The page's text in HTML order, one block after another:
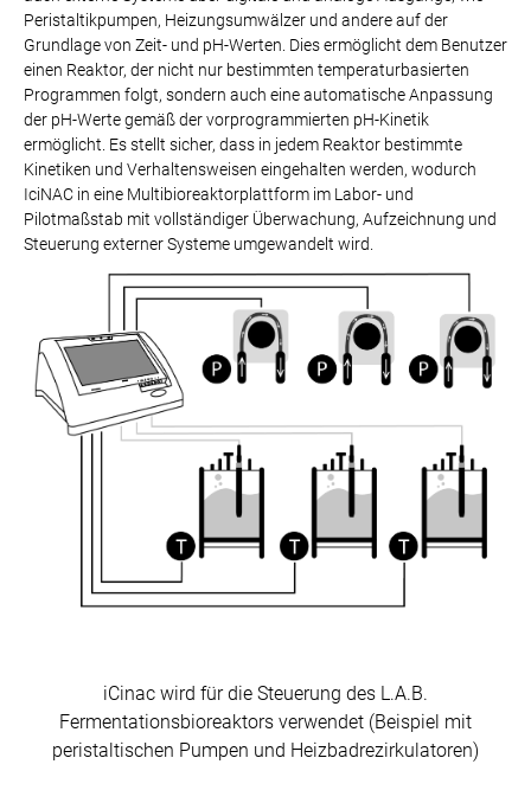
Peristaltikpumpen, Heizungsumwälzer und andere auf der
Grundlage von Zeit- und pH-Werten. Dies ermöglicht dem Benutzer
einen Reaktor, der nicht nur bestimmten temperaturbasierten
Programmen folgt, sondern auch eine automatische Anpassung
der pH-Werte gemäß der vorprogrammierten pH-Kinetik
ermöglicht. Es stellt sicher, dass in jedem Reaktor bestimmte
Kinetiken und Verhaltensweisen eingehalten werden, wodurch
IciNAC in eine Multibioreaktorplattform im Labor- und
Pilotmaßstab mit vollständiger Überwachung, Aufzeichnung und
Steuerung externer Systeme umgewandelt wird.
iCinac wird für die Steuerung des L.A.B.
Fermentationsbioreaktors verwendet (Beispiel mit
peristaltischen Pumpen und Heizbadrezirkulatoren)